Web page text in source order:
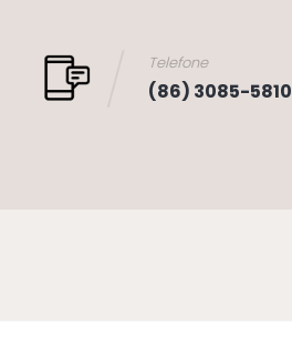
Telefone
(86) 3085-5810